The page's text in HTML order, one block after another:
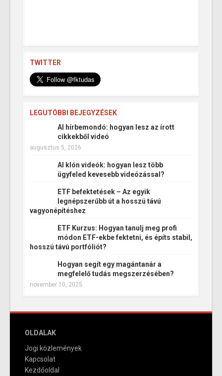
TWITTER
LEGUTÓBBI BEJEGYZÉSEK
AI hírbemondó: hogyan lesz az írott
cikkekből videó
augusztus 5, 2026
AI klón videók: hogyan lesz több
ügyfeled kevesebb videózással?
ETF befektetések – Az egyik
legnépszerűbb út a hosszú távú
vagyonépítéshez
ETF Kurzus: Hogyan tanulj meg profi
módon ETF-ekbe fektetni, és építs stabil,
hosszú távú portfóliót?
Hogyan segít egy magántanár a
megfelelő tudás megszerzésében?
november 10, 2025
OLDALAK
Jogi közlemények
Kapcsolat
Kezdőoldal